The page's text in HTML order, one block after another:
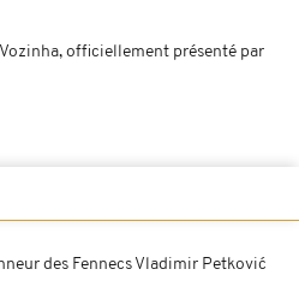
officiellement présenté par
des Fennecs Vladimir Petković